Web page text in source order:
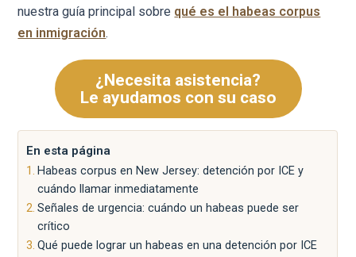
nuestra guía principal sobre qué es el habeas corpus
en inmigración.
¿Necesita asistencia?
Le ayudamos con su caso
En esta página
Habeas corpus en New Jersey: detención por ICE y
cuándo llamar inmediatamente
Señales de urgencia: cuándo un habeas puede ser
crítico
Qué puede lograr un habeas en una detención por ICE